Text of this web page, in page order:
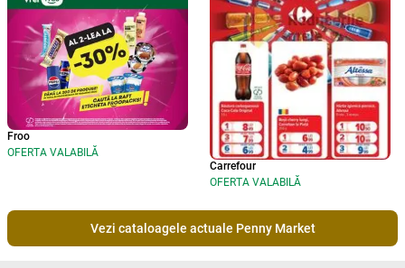
Froo
OFERTA VALABILĂ
Carrefour
OFERTA VALABILĂ
Vezi cataloagele actuale Penny Market